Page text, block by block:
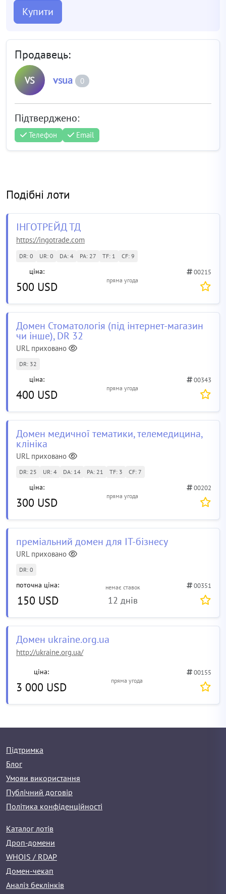
Купити
Продавець:
VS vsua 0
Підтверджено:
Телефон Email
Подібні лоти
ІНГОТРЕЙД ТД
https://ingotrade.com
DR: 0 UR: 0 DA: 4 PA: 27 TF: 1 CF: 9
ціна:
500 USD пряма угода
00215
Домен Стоматологія (під інтернет-магазин
чи інше), DR 32
URL приховано
DR: 32
ціна:
400 USD пряма угода
00343
Домен медичної тематики, телемедицина,
клініка
URL приховано
DR: 25 UR: 4 DA: 14 PA: 21 TF: 3 CF: 7
ціна:
300 USD пряма угода
00202
преміальний домен для IT-бізнесу
URL приховано
DR: 0
поточна ціна:
150 USD
немає ставок
12 днів
00351
Домен ukraine.org.ua
http://ukraine.org.ua/
ціна:
3 000 USD пряма угода
00155
Підтримка
Блог
Умови використання
Публічний договір
Політика конфіденційності
Каталог лотів
Дроп-домени
WHOIS / RDAP
Домен-чекап
Аналіз беклінків